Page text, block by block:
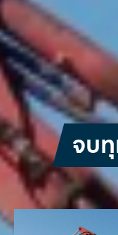
จบ